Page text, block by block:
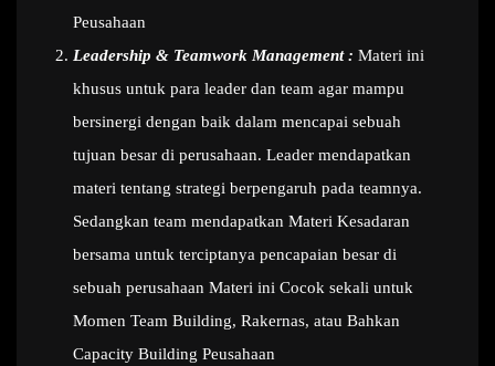
Peusahaan
Leadership & Teamwork Management : Materi ini
khusus untuk para leader dan team agar mampu
bersinergi dengan baik dalam mencapai sebuah
tujuan besar di perusahaan. Leader mendapatkan
materi tentang strategi berpengaruh pada teamnya.
Sedangkan team mendapatkan Materi Kesadaran
bersama untuk terciptanya pencapaian besar di
sebuah perusahaan Materi ini Cocok sekali untuk
Momen Team Building, Rakernas, atau Bahkan
Capacity Building Peusahaan